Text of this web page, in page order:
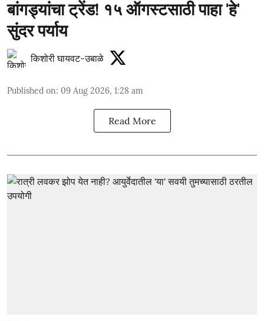
बांगड्यांचा ट्रेंड! १५ ऑगस्टसाठी पाहा 'हे'
सुंदर पर्याय
किशोरी घायवट-उबाळे
Published on: 09 Aug 2026, 1:28 am
Read More